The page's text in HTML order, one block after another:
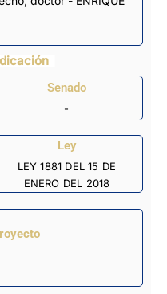
Senado
-
Ley
LEY 1881 DEL 15 DE
ENERO DEL 2018